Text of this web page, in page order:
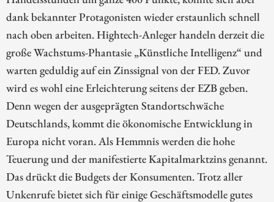
dank bekannter Protagonisten wieder erstaunlich schnell
nach oben arbeiten. Hightech-Anleger handeln derzeit die
große Wachstums-Phantasie „Künstliche Intelligenz“ und
warten geduldig auf ein Zinssignal von der FED. Zuvor
wird es wohl eine Erleichterung seitens der EZB geben.
Denn wegen der ausgeprägten Standortschwäche
Deutschlands, kommt die ökonomische Entwicklung in
Europa nicht voran. Als Hemmnis werden die hohe
Teuerung und der manifestierte Kapitalmarktzins genannt.
Das drückt die Budgets der Konsumenten. Trotz aller
Unkenrufe bietet sich für einige Geschäftsmodelle gutes